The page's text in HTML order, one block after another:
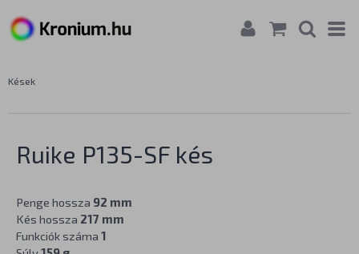
Kések
Ruike P135-SF kés
Penge hossza 92 mm
Kés hossza 217 mm
Funkciók száma 1